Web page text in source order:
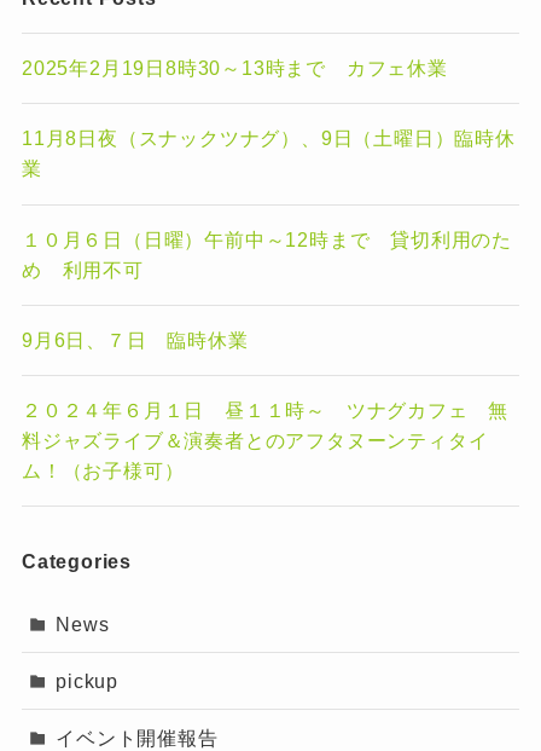
2025年2月19日8時30～13時まで カフェ休業
11月8日夜（スナックツナグ）、9日（土曜日）臨時休
業
１０月６日（日曜）午前中～12時まで 貸切利用のた
め 利用不可
9月6日、７日 臨時休業
２０２４年６月１日 昼１１時～ ツナグカフェ 無
料ジャズライブ＆演奏者とのアフタヌーンティタイ
ム！（お子様可）
Categories
News
pickup
イベント開催報告